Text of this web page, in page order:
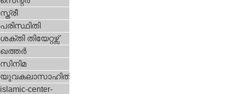
സ്ത്രീ
പരിസ്ഥിതി
ശക്തി തിയേറ്റഴ്സ്
ഖത്തര്‍
സിനിമ
യുവകലാസാഹിതി
islamic-center-